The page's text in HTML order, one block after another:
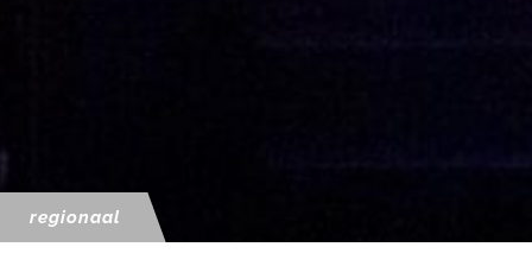
regionaal